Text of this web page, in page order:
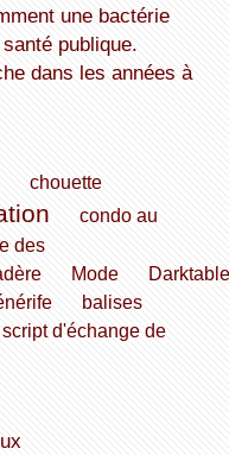
publique.
chouette
condo au
des
Mode
Darktable
balises
script d'échange de